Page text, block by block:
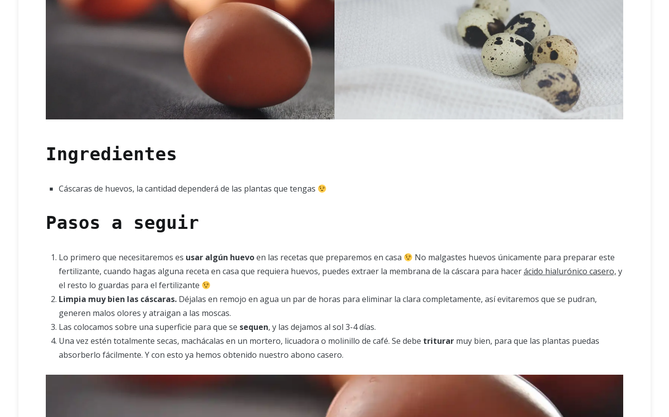
Ingredientes
Cáscaras de huevos, la cantidad dependerá de las plantas que tengas
Pasos a seguir
Lo primero que necesitaremos es usar algún huevoen las recetas que preparemos en casa
No malgastes huevos únicamente para preparar este
fertilizante, cuando hagas alguna receta en casa que requiera huevos, puedes extraer la membrana de la cáscara para hacerácido hialurónico casero, y
el resto lo guardas para el fertilizante
Limpia muy bien las cáscaras.Déjalas en remojo en agua un par de horas para eliminar la clara completamente, así evitaremos que se pudran,
generen malos olores y atraigan a las moscas.
Las colocamos sobre una superficie para que se sequen, y las dejamos al sol 3-4 días.
Una vez estén totalmente secas, machácalas en un mortero, licuadora o molinillo de café. Se debe triturar muy bien, para que las plantas puedas
absorberlo fácilmente. Y con esto ya hemos obtenido nuestro abono casero.